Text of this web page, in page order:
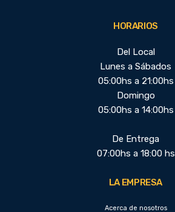
HORARIOS
Del Local
Lunes a Sábados
05:00hs a 21:00hs
Domingo
05:00hs a 14:00hs
De Entrega
07:00hs a 18:00 hs
LA EMPRESA
Acerca de nosotros